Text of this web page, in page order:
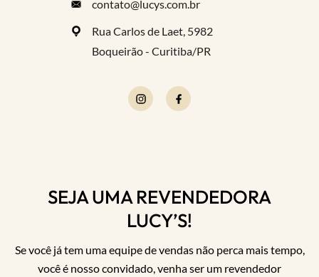
contato@lucys.com.br
Rua Carlos de Laet, 5982
Boqueirão - Curitiba/PR
SEJA UMA REVENDEDORA
LUCY’S!
Se você já tem uma equipe de vendas não perca mais tempo,
você é nosso convidado, venha ser um revendedor